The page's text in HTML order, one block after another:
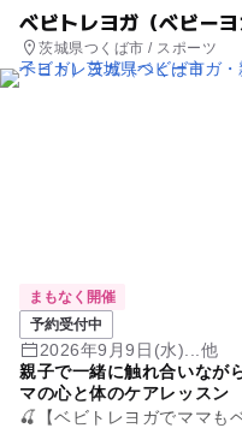
ベビトレヨガ（ベビー
茨城県つくば市 / スポーツ
まもなく開催
予約受付中
2026年9月9日(水)...他
親子で一緒に触れ合いなが
マの心と体のケアレッスン
🍒【ベビトレヨガでママもベビー